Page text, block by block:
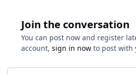
Join the conversation
You can post now and register
account, sign in now to post with